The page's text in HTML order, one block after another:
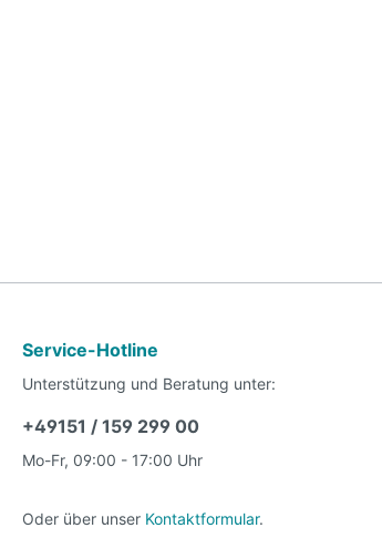
Service-Hotline
Unterstützung und Beratung unter:
+49151 / 159 299 00
Mo-Fr, 09:00 - 17:00 Uhr
Oder über unser Kontaktformular.